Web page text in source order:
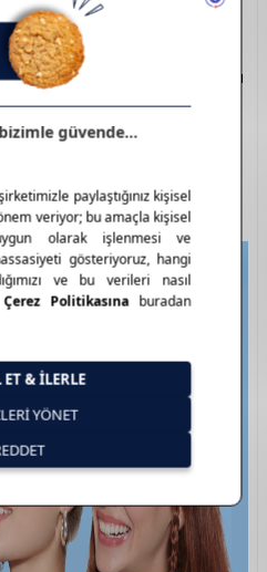
Geniş ürün yelpazesinde far
aydınlatıcılar ve ikonik
uzun süre kalıcılık ve
sunar. Uygun fiyatıyla
kaliteli içerikleriyle
Estetik, ulaşılabilir ve